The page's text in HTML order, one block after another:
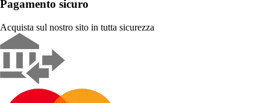
Pagamento sicuro
Acquista sul nostro sito in tutta sicurezza